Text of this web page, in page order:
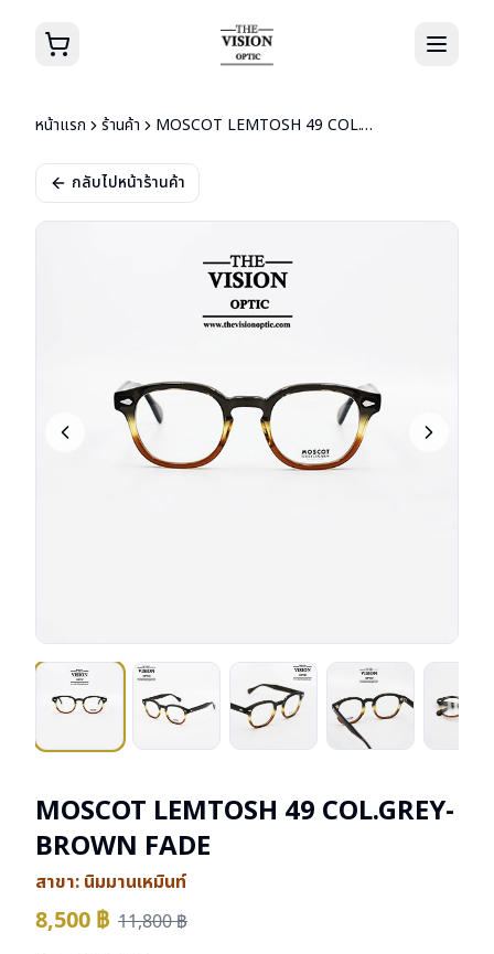
หน้าแรก ร้านค้า MOSCOT LEMTOSH 49 COL.GREY-BROWN FADE
กลับไปหน้าร้านค้า
MOSCOT LEMTOSH 49 COL.GREY-
BROWN FADE
สาขา: นิมมานเหมินท์
8,500 ฿ 11,800฿